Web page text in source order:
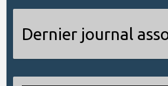
Dernier journal